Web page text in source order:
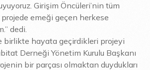
Girişim Öncüleri’nin tüm
projede emeği geçen herkese
dedi.
birlikte hayata geçirdikleri projeyi
Derneği Yönetim Kurulu Başkanı
bir parçası olmaktan duydukları